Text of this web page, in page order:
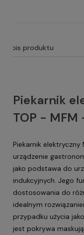
Opis produktu
Piekarnik
TOP - MFM
Piekarnik
urządzenie
jako podstawa do
indukcyjnych. Jego
dostosowania do
idealnym
przypadku użycia
jest pokrywa